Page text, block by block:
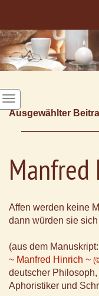
Ausgewählter
Manfred
Affen werden keine
dann würden sie
(aus dem
~ Manfred Hinrich ~
deutscher
Aphoristiker und